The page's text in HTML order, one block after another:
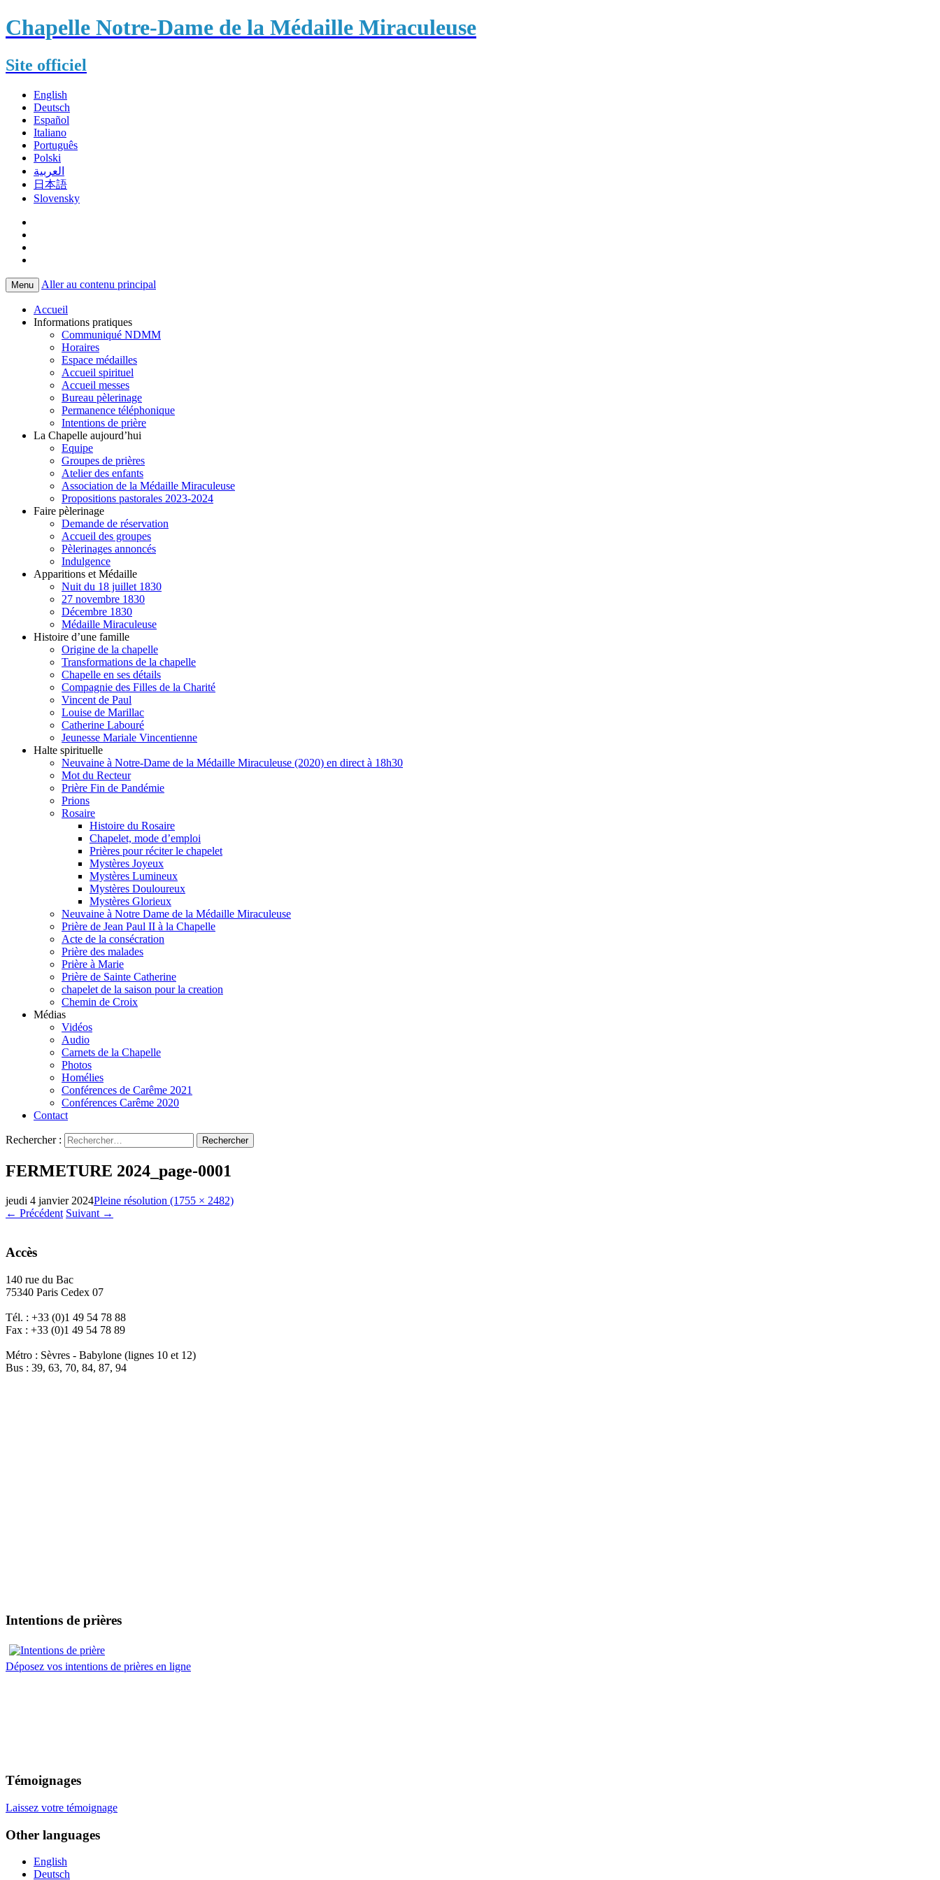
Chapelle Notre-Dame de la Médaille Miraculeuse
Site officiel
English
Deutsch
Español
Italiano
Português
Polski
العربية
日本語
Slovensky
Menu Aller au contenu principal
Accueil
Informations pratiques
Communiqué NDMM
Horaires
Espace médailles
Accueil spirituel
Accueil messes
Bureau pèlerinage
Permanence téléphonique
Intentions de prière
La Chapelle aujourd’hui
Equipe
Groupes de prières
Atelier des enfants
Association de la Médaille Miraculeuse
Propositions pastorales 2023-2024
Faire pèlerinage
Demande de réservation
Accueil des groupes
Pèlerinages annoncés
Indulgence
Apparitions et Médaille
Nuit du 18 juillet 1830
27 novembre 1830
Décembre 1830
Médaille Miraculeuse
Histoire d’une famille
Origine de la chapelle
Transformations de la chapelle
Chapelle en ses détails
Compagnie des Filles de la Charité
Vincent de Paul
Louise de Marillac
Catherine Labouré
Jeunesse Mariale Vincentienne
Halte spirituelle
Neuvaine à Notre-Dame de la Médaille Miraculeuse (2020) en direct à 18h30
Mot du Recteur
Prière Fin de Pandémie
Prions
Rosaire
Histoire du Rosaire
Chapelet, mode d’emploi
Prières pour réciter le chapelet
Mystères Joyeux
Mystères Lumineux
Mystères Douloureux
Mystères Glorieux
Neuvaine à Notre Dame de la Médaille Miraculeuse
Prière de Jean Paul II à la Chapelle
Acte de la consécration
Prière des malades
Prière à Marie
Prière de Sainte Catherine
chapelet de la saison pour la creation
Chemin de Croix
Médias
Vidéos
Audio
Carnets de la Chapelle
Photos
Homélies
Conférences de Carême 2021
Conférences Carême 2020
Contact
Rechercher :
FERMETURE 2024_page-0001
jeudi 4 janvier 2024Pleine résolution (1755 × 2482)
← Précédent Suivant →
Accès
140 rue du Bac
75340 Paris Cedex 07
Tél. : +33 (0)1 49 54 78 88
Fax : +33 (0)1 49 54 78 89
Métro : Sèvres - Babylone (lignes 10 et 12)
Bus : 39, 63, 70, 84, 87, 94
Intentions de prières
Déposez vos intentions de prières en ligne
Témoignages
Laissez votre témoignage
Other languages
English
Deutsch